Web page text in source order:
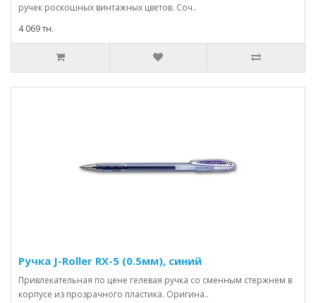
ручек роскошных винтажных цветов. Соч..
4 069 тн.
Ручка J-Roller RX-5 (0.5мм), синий
Привлекательная по цене гелевая ручка со сменным стержнем в
корпусе из прозрачного пластика. Оригина..